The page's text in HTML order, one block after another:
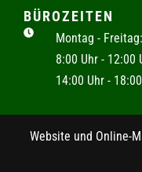
BÜROZEITEN
Montag - Freitag:
8:00 Uhr - 12:00
14:00 Uhr -
Website und Online-